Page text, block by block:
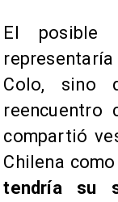
El posible
Colo, sino
reencuentro
compartió
Chilena
tendría su